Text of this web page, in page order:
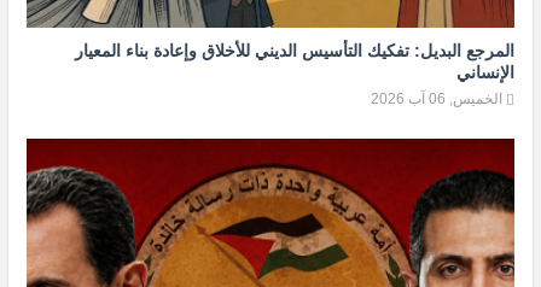
المرجع البديل: تفكيك التأسيس الديني للأخلاق وإعادة بناء المعيار
الإنساني
الخميس, 06 آب 2026